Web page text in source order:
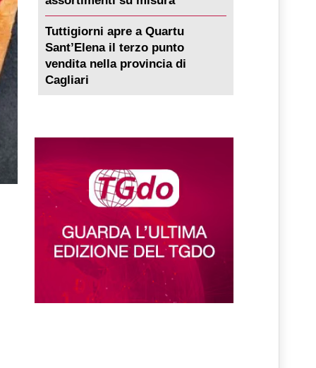
Tuttigiorni apre a Quartu
Sant’Elena il terzo punto
vendita nella provincia di
Cagliari